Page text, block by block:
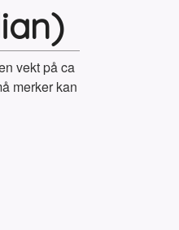
vekt på ca
merker kan